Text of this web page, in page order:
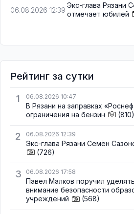
06.08.2026 12:39
Экс-глава Рязани
отмечает юбилей
Рейтинг за сутки
1
06.08.2026 10:47
В Рязани на заправках
ограничения на бензин
(810)
2 06.08.2026 12:39
Экс-глава Рязани Семён
(726)
3 06.08.2026 17:58
Павел Малков поручил
внимание безопасности
учреждений
(568)